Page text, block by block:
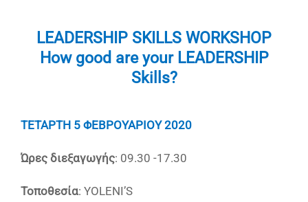
LEADERSHIP SKILLS WORKSHOP
How good are your LEADERSHIP
Skills?
ΤΕΤΑΡΤΗ 5 ΦΕΒΡΟΥΑΡΙΟΥ 2020
Ώρες διεξαγωγής: 09.30 -17.30
Τοποθεσία: ΥOLENI’S